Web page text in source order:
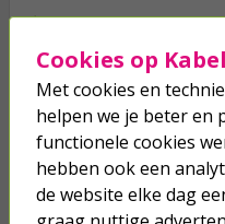
Betaal binnen 14 dagen
Klanten geven
Al 4 keer verkozen tot
Anderen kochten
Cookies op
Met cookies en
helpen we je beter en
functionele cookies
hebben ook een
de website elke dag